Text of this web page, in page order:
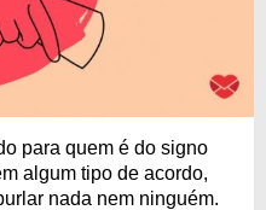
para quem é do signo
algum tipo de acordo,
nada nem ninguém.